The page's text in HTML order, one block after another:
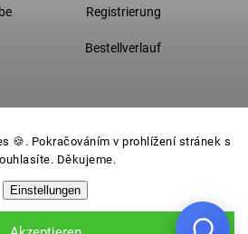
🍪. Pokračováním v prohlížení stránek s
Děkujeme.
Einstellungen
Registrierung
Bestellverlauf